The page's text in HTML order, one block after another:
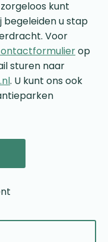
kunt
begeleiden u stap
Voor
op
sturen naar
. U kunt ons ook